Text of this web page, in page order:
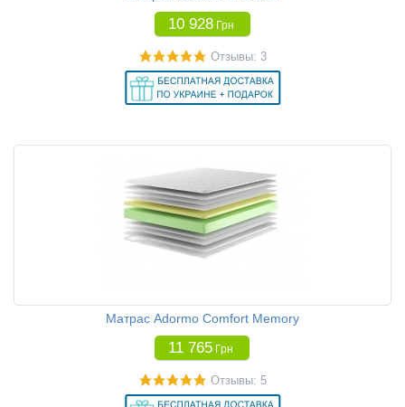
10 928 Грн
Отзывы: 3
Матрас Adormo Comfort Memory
11 765 Грн
Отзывы: 5